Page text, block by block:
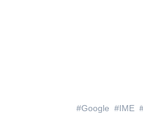
Google IME